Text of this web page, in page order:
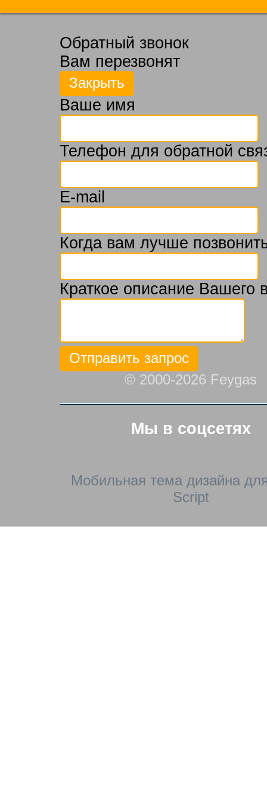
Обратный звонок
Вам перезвонят
Ваше имя
Телефон для обратной
E-mail
Когда вам лучше
Краткое описание Вашего
© 2000-2026 Feygas
Мы в соцсетях
Мобильная тема дизайна
Script